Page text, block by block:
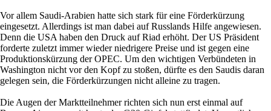
Vor allem Saudi-Arabien hatte sich stark für eine Förderkürzung
eingesetzt. Allerdings ist man dabei auf Russlands Hilfe angewiesen.
Denn die USA haben den Druck auf Riad erhöht. Der US Präsident
forderte zuletzt immer wieder niedrigere Preise und ist gegen eine
Produktionskürzung der OPEC. Um den wichtigen Verbündeten in
Washington nicht vor den Kopf zu stoßen, dürfte es den Saudis daran
gelegen sein, die Förderkürzungen nicht alleine zu tragen.
Die Augen der Marktteilnehmer richten sich nun erst einmal auf